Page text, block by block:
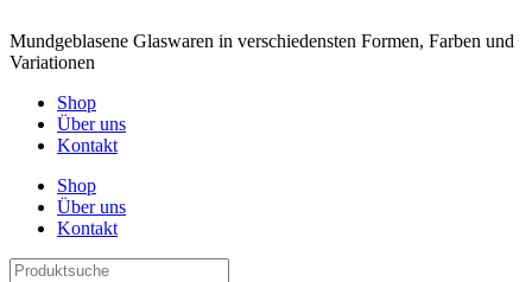
Mundgeblasene Glaswaren in verschiedensten Formen, Farben und
Variationen
Shop
Über uns
Kontakt
Shop
Über uns
Kontakt